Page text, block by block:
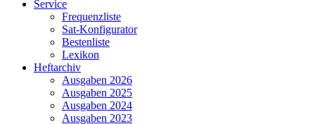
Service
Frequenzliste
Sat-Konfigurator
Bestenliste
Lexikon
Heftarchiv
Ausgaben 2026
Ausgaben 2025
Ausgaben 2024
Ausgaben 2023